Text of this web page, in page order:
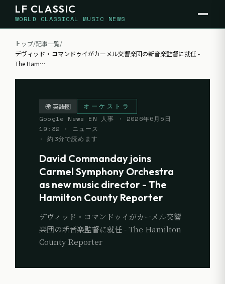
LF CLASSIC
WORLD CLASSICAL MUSIC NEWS
トップ/記事一覧/
デヴィッド・コマンドゥイがカーメル交響楽団の新音楽監督に就任 -
The Ham…
🌍 英語圏
オーケストラ
Google News EN 人事
· 2026年6月5日
19:32 · ニュース
· 約 3分で読めます
David Commanday joins
Carmel Symphony Orchestra
as new music director - The
Hamilton County Reporter
デヴィッド・コマンドゥイがカーメル交響
楽団の新音楽監督に就任 - The Hamilton
County Reporter